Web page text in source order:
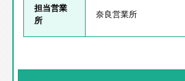
担当営業
所
奈良営業所